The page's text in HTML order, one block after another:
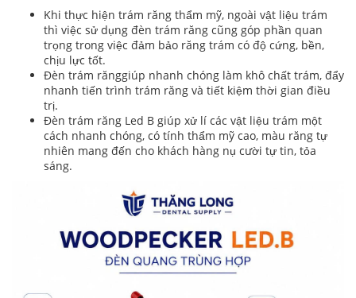
Khi thực hiện trám răng thẩm mỹ, ngoài vật liệu trám
thì việc sử dụng đèn trám răng cũng góp phần quan
trọng trong việc đảm bảo răng trám có độ cứng, bền,
chịu lực tốt.
Đèn trám rănggiúp nhanh chóng làm khô chất trám, đẩy
nhanh tiến trình trám răng và tiết kiệm thời gian điều
trị.
Đèn trám răng Led B giúp xử lí các vật liệu trám một
cách nhanh chóng, có tính thẩm mỹ cao, màu răng tự
nhiên mang đến cho khách hàng nụ cười tự tin, tỏa
sáng.